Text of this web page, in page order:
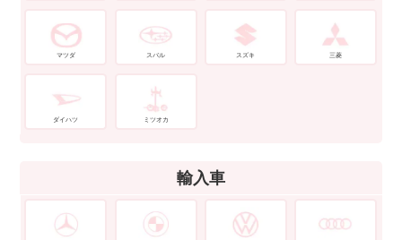
マツダ スバル スズキ 三菱
ダイハツ ミツオカ
輸入車